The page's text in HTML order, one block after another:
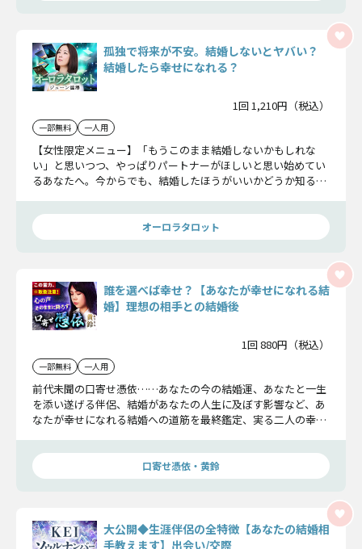
孤独で将来が不安。結婚しないとヤバい？
結婚したら幸せになれる？
1回 1,210円（税込）
一部無料 一人用
【女性限定メニュー】「もうこのまま結婚しないかもしれな
い」と思いつつ、やっぱりパートナーがほしいと思い始めてい
るあなたへ。今からでも、結婚したほうがいいかどうか知る価
か見てみましょうね。
オーロラタロット
誰を選べば幸せ？【あなたが幸せになれる結
婚】理想の相手との結婚後
1回 880円（税込）
一部無料 一人用
前代未聞の口寄せ憑依……あなたの今の結婚運、あなたと一生
を添い遂げる伴侶、結婚があなたの人生に及ぼす影響など、あ
なたが幸せになれる結婚への道筋を最終鑑定、実る二人の幸せ
い。
口寄せ憑依・黄鈴
大公開◆生涯伴侶の全特徴【あなたの結婚相
手教えます】出会い/交際